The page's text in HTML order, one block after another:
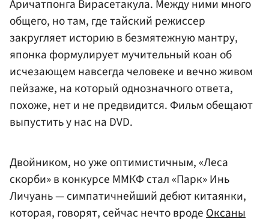
Аричатпонга Вирасетакула. Между ними много
общего, но там, где тайский режиссер
закругляет историю в безмятежную мантру,
японка формулирует мучительный коан об
исчезающем навсегда человеке и вечно живом
пейзаже, на который однозначного ответа,
похоже, нет и не предвидится. Фильм обещают
выпустить у нас на DVD.
Двойником, но уже оптимистичным, «Леса
скорби» в конкурсе ММКФ стал «Парк» Инь
Личуань — симпатичнейший дебют китаянки,
которая, говорят, сейчас нечто вродеОксаны